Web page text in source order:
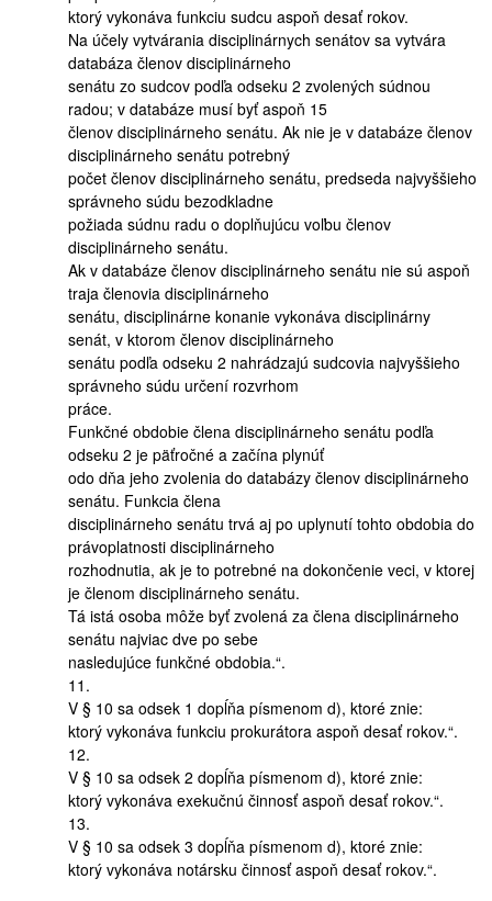
ktorý vykonáva funkciu sudcu aspoň desať rokov.
Na účely vytvárania disciplinárnych senátov sa vytvára
databáza členov disciplinárneho
senátu zo sudcov podľa odseku 2 zvolených súdnou
radou; v databáze musí byť aspoň 15
členov disciplinárneho senátu. Ak nie je v databáze členov
disciplinárneho senátu potrebný
počet členov disciplinárneho senátu, predseda najvyššieho
správneho súdu bezodkladne
požiada súdnu radu o doplňujúcu voľbu členov
disciplinárneho senátu.
Ak v databáze členov disciplinárneho senátu nie sú aspoň
traja členovia disciplinárneho
senátu, disciplinárne konanie vykonáva disciplinárny
senát, v ktorom členov disciplinárneho
senátu podľa odseku 2 nahrádzajú sudcovia najvyššieho
správneho súdu určení rozvrhom
práce.
Funkčné obdobie člena disciplinárneho senátu podľa
odseku 2 je päťročné a začína plynúť
odo dňa jeho zvolenia do databázy členov disciplinárneho
senátu. Funkcia člena
disciplinárneho senátu trvá aj po uplynutí tohto obdobia do
právoplatnosti disciplinárneho
rozhodnutia, ak je to potrebné na dokončenie veci, v ktorej
je členom disciplinárneho senátu.
Tá istá osoba môže byť zvolená za člena disciplinárneho
senátu najviac dve po sebe
nasledujúce funkčné obdobia.“.
11.
V § 10 sa odsek 1 dopĺňa písmenom d), ktoré znie:
ktorý vykonáva funkciu prokurátora aspoň desať rokov.“.
12.
V § 10 sa odsek 2 dopĺňa písmenom d), ktoré znie:
ktorý vykonáva exekučnú činnosť aspoň desať rokov.“.
13.
V § 10 sa odsek 3 dopĺňa písmenom d), ktoré znie:
ktorý vykonáva notársku činnosť aspoň desať rokov.“.